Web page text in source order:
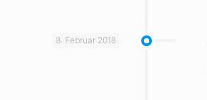
8. Februar 2018